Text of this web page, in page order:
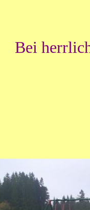
Bei